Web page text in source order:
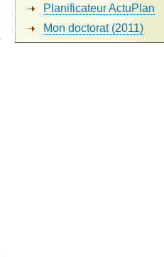
Planificateur ActuPlan
Mon doctorat (2011)